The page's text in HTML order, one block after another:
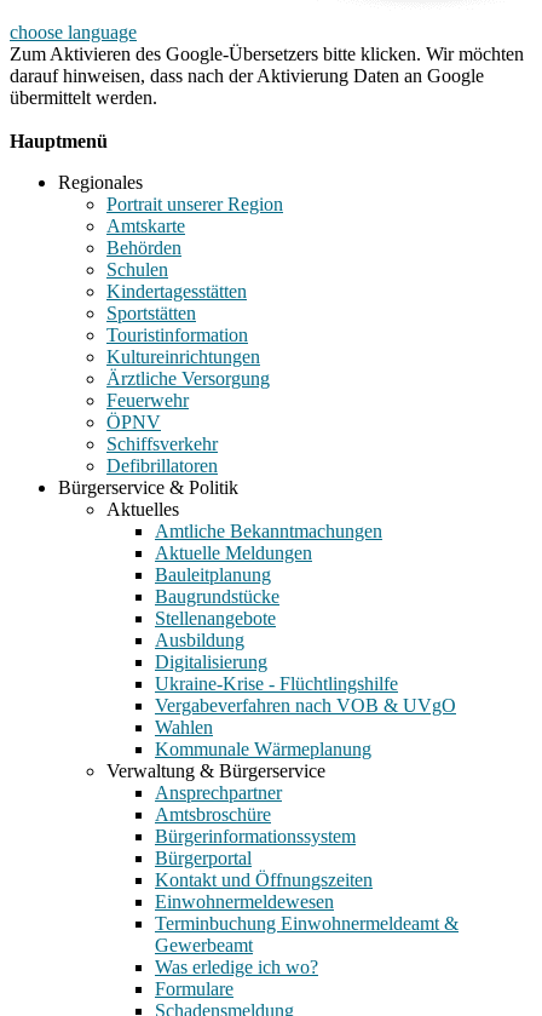
choose language
Zum Aktivieren des Google-Übersetzers bitte klicken. Wir möchten
darauf hinweisen, dass nach der Aktivierung Daten an Google
übermittelt werden.
Hauptmenü
Regionales
Portrait unserer Region
Amtskarte
Behörden
Schulen
Kindertagesstätten
Sportstätten
Touristinformation
Kultureinrichtungen
Ärztliche Versorgung
Feuerwehr
ÖPNV
Schiffsverkehr
Defibrillatoren
Bürgerservice & Politik
Aktuelles
Amtliche Bekanntmachungen
Aktuelle Meldungen
Bauleitplanung
Baugrundstücke
Stellenangebote
Ausbildung
Digitalisierung
Ukraine-Krise - Flüchtlingshilfe
Vergabeverfahren nach VOB & UVgO
Wahlen
Kommunale Wärmeplanung
Verwaltung & Bürgerservice
Ansprechpartner
Amtsbroschüre
Bürgerinformationssystem
Bürgerportal
Kontakt und Öffnungszeiten
Einwohnermeldewesen
Terminbuchung Einwohnermeldeamt &
Gewerbeamt
Was erledige ich wo?
Formulare
Schadensmeldung